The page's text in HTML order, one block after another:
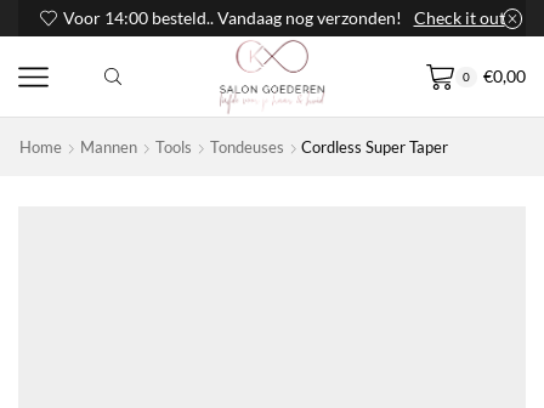
Voor 14:00 besteld.. Vandaag nog verzonden! Check it out
0 €0,00
Home Mannen Tools Tondeuses Cordless Super Taper